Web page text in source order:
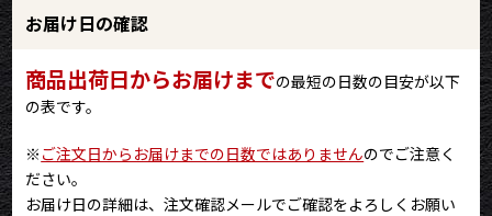
お届け日の確認
商品出荷日からお届けまでの最短の日数の目安が以下
の表です。
※ ご注文日からお届けまでの日数ではありませんのでご注意く
ださい。
お届け日の詳細は、注文確認メールでご確認をよろしくお願い